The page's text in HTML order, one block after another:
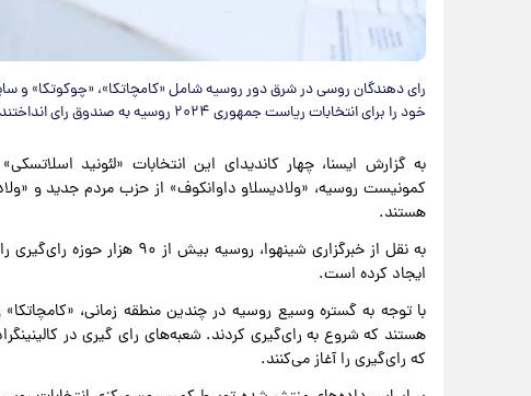
خود را برای انتخابات ریاست جمهوری ۲۰۲۴ روسیه به صندوق رای انداختند.
به گزارش ایسنا، چهار کاندیدای این انتخابات «لئونید
کمونیست روسیه، «ولادیسلاو داوانکوف» از حزب مردم جدید و
هستند.
ایجاد کرده است.
با توجه به گستره وسیع روسیه در چندین منطقه زمانی،
هستند که شروع به رای‌گیری کردند. شعبه‌های رای گیری در
که رای‌گیری را آغاز می‌کنند.